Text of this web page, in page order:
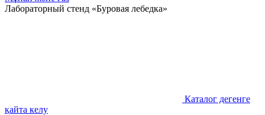
Лабораторный стенд «Буровая лебедка»
Каталог дегенге
қайта келу